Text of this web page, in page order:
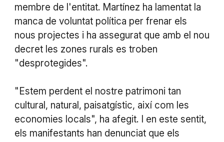
membre de l'entitat. Martínez ha lamentat la
manca de voluntat política per frenar els
nous projectes i ha assegurat que amb el nou
decret les zones rurals es troben
"desprotegides".
"Estem perdent el nostre patrimoni tan
cultural, natural, paisatgístic, així com les
economies locals", ha afegit. I en este sentit,
els manifestants han denunciat que els